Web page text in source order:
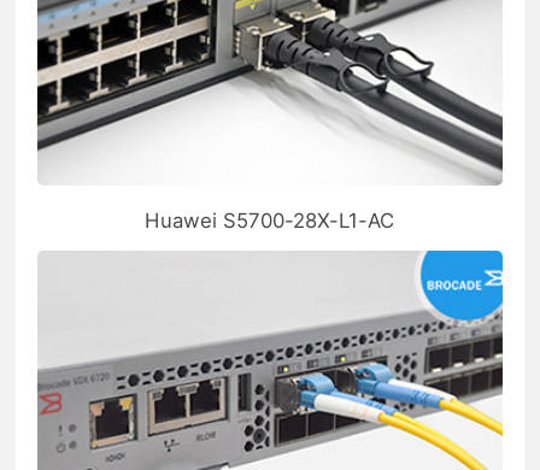
Huawei S5700-28X-L1-AC